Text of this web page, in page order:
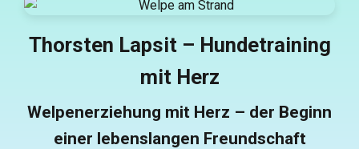
Thorsten Lapsit – Hundetraining
mit Herz
Welpenerziehung mit Herz – der Beginn
einer lebenslangen Freundschaft